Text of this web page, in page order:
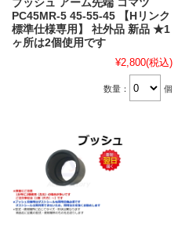
ブッシュ アーム先端 コマツ
PC45MR-5 45-55-45 【Hリンク
標準仕様専用】 社外品 新品 ★1
ヶ所は2個使用です
¥2,800(税込)
数量： 個